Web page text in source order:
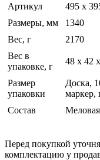
Артикул
495 х
Размеры, мм
1340
Вес, г
2170
Вес в
упаковке, г
48 x 42
Размер
упаковки
Доска,
маркер,
Состав
Перед покупкой
комплектацию у